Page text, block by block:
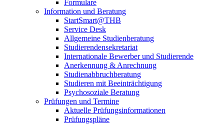
Formulare
Information und Beratung
StartSmart@THB
Service Desk
Allgemeine Studienberatung
Studierendensekretariat
Internationale Bewerber und Studierende
Anerkennung & Anrechnung
Studienabbruchberatung
Studieren mit Beeinträchtigung
Psychosoziale Beratung
Prüfungen und Termine
Aktuelle Prüfungsinformationen
Prüfungspläne